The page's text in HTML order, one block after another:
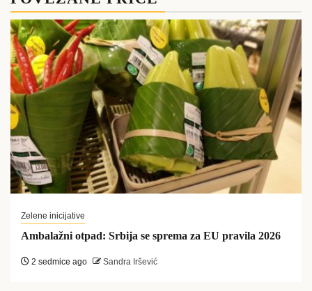
Zelene inicijative
Ambalažni otpad: Srbija se sprema za EU pravila 2026
2 sedmice ago Sandra Iršević